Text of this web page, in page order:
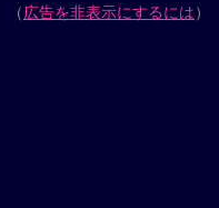
（広告を非表示にするには）